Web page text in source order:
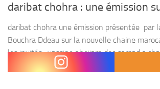
daribat chohra : une émission
daribat chohra une émission présentée par
Bouchra Ddeau sur la nouvelle chaine
les invités : yassine ahejjam doc samad
hdioui aicha chenna el fizazi hatim idar...